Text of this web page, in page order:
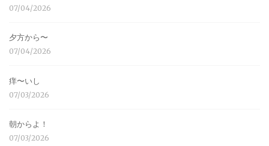
07/04/2026
夕方から〜
07/04/2026
痒〜いし
07/03/2026
朝からよ！
07/03/2026